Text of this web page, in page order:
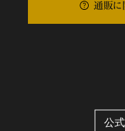
通販に
公